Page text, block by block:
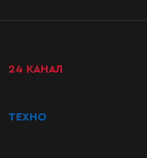
24 КАНАЛ
ТЕХНО